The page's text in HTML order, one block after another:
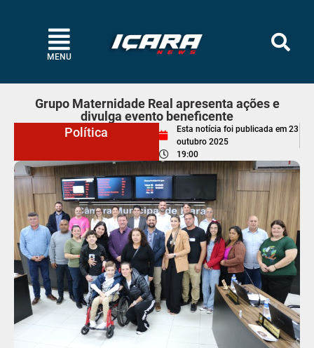
MENU
Grupo Maternidade Real apresenta ações e
divulga evento beneficente
Política
Esta notícia foi publicada em 23
outubro 2025
19:00